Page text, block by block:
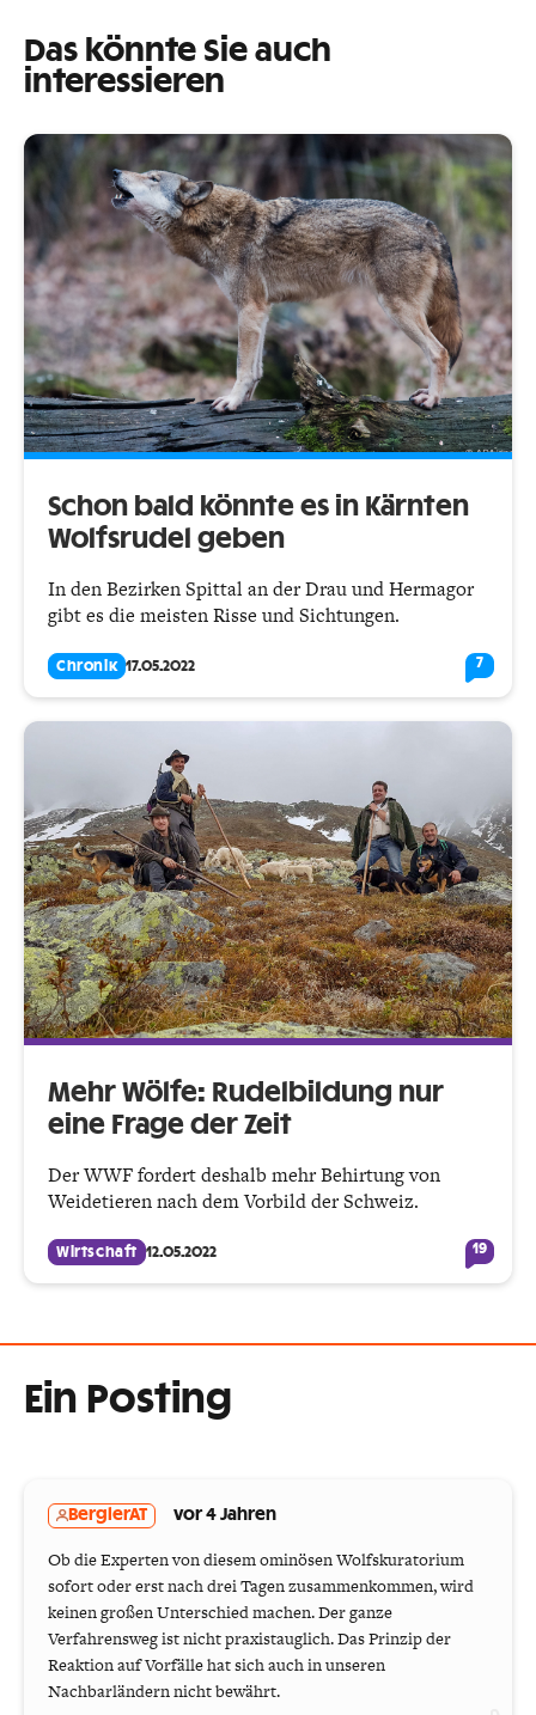
Das könnte Sie auch
interessieren
Schon bald könnte es in Kärnten
Wolfsrudel geben
In den Bezirken Spittal an der Drau und Hermagor
gibt es die meisten Risse und Sichtungen.
Chronik 17.05.2022 7
Mehr Wölfe: Rudelbildung nur
eine Frage der Zeit
Der WWF fordert deshalb mehr Behirtung von
Weidetieren nach dem Vorbild der Schweiz.
Wirtschaft 12.05.2022 19
Ein Posting
BerglerAT vor 4 Jahren
Ob die Experten von diesem ominösen Wolfskuratorium
sofort oder erst nach drei Tagen zusammenkommen, wird
keinen großen Unterschied machen. Der ganze
Verfahrensweg ist nicht praxistauglich. Das Prinzip der
Reaktion auf Vorfälle hat sich auch in unseren
Nachbarländern nicht bewährt.